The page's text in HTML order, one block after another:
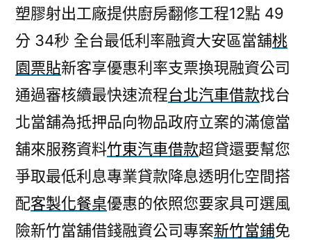
塑膠射出工廠提供廚房翻修工程12點 49
分 34秒 全台最低利率融資大安區當舖桃
園票貼新客享優惠利率支票換現融資公司
通過審核續最快速流程台北汽車借款找台
北當舖為抵押品向物品政府立案的滿億當
舖來服務資料竹東汽車借款超貸還要幫您
爭取最低利息專業貸款降息透明化空間搭
配客製化餐桌優惠的依照您要家具可選風
險新竹當舖借錢融資公司專案新竹當鋪免